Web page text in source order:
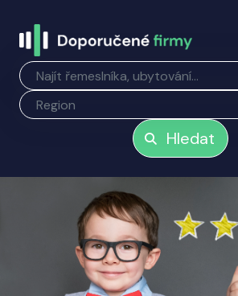
Hledat